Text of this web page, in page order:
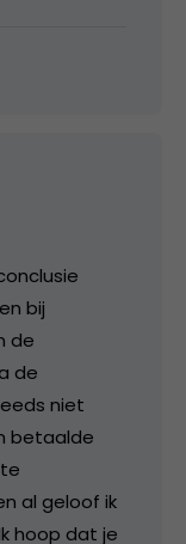
bij
de
de
niet
betaalde
al geloof ik
hoop dat je